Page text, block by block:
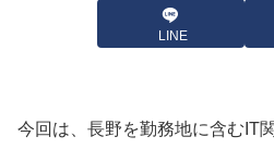
LINE
今回は、長野を勤務地に含むIT